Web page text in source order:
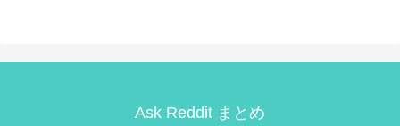
Ask Reddit まとめ